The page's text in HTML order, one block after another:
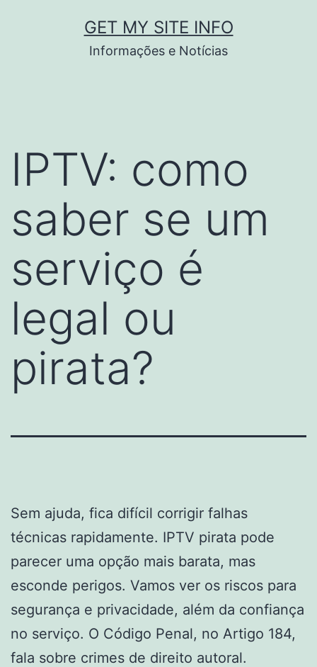
GET MY SITE INFO
Informações e Notícias
IPTV: como
saber se um
serviço é
legal ou
pirata?
Sem ajuda, fica difícil corrigir falhas
técnicas rapidamente. IPTV pirata pode
parecer uma opção mais barata, mas
esconde perigos. Vamos ver os riscos para
segurança e privacidade, além da confiança
no serviço. O Código Penal, no Artigo 184,
fala sobre crimes de direito autoral.